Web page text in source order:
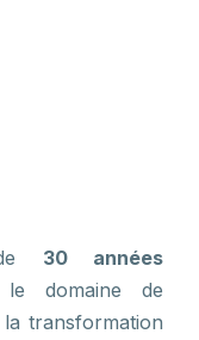
30 années
domaine de
transformation